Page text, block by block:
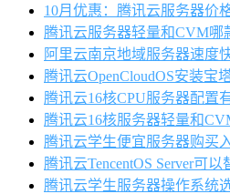
10月优惠：腾讯云服务器价
腾讯云服务器轻量和CVM哪
阿里云南京地域服务器速度
腾讯云OpenCloudOS安装宝
腾讯云16核CPU服务器配置
腾讯云16核服务器轻量和
腾讯云学生便宜服务器购买
腾讯云TencentOS Server可以
腾讯云学生服务器操作系统